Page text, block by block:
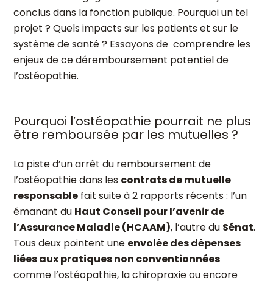
conclus dans la fonction publique. Pourquoi un tel
projet ? Quels impacts sur les patients et sur le
système de santé ? Essayons de comprendre les
enjeux de ce déremboursement potentiel de
l’ostéopathie.
Pourquoi l’ostéopathie pourrait ne plus
être remboursée par les mutuelles ?
La piste d’un arrêt du remboursement de
l’ostéopathie dans les contrats demutuelle
responsable fait suite à 2 rapports récents : l’un
émanant du Haut Conseil pour l’avenir de
l’Assurance Maladie (HCAAM), l’autre du Sénat.
Tous deux pointent une envolée des dépenses
liées aux pratiques non conventionnées
comme l’ostéopathie, lachiropraxieou encore